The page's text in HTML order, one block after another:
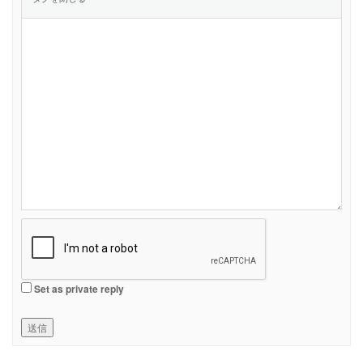
Set as private reply
送信